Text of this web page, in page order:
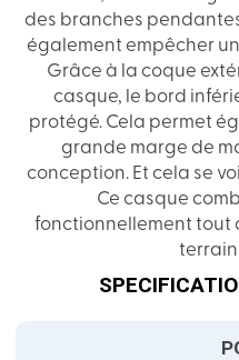
des branches
également empêcher
Grâce à la coque
casque, le bord
protégé. Cela permet
grande marge de
conception. Et cela se
Ce casque
fonctionnellement tout
terrain